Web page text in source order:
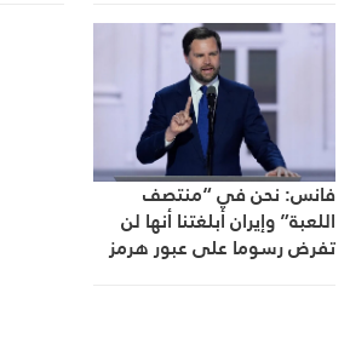
فانس: نحن في “منتصف
اللعبة” وإيران أبلغتنا أنها لن
تفرض رسوما على عبور هرمز